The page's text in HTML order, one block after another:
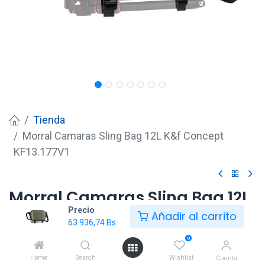
Precio
63.936,74Bs Añadir al carrito
Home Search
0
Wishlist Cuenta
Tienda
Morral Camaras Sling Bag 12L K&f Concept
KF13.177V1
Morral Camaras Sling Bag 12L
K&f Concept KF13.177V1
63.936,74 Bs